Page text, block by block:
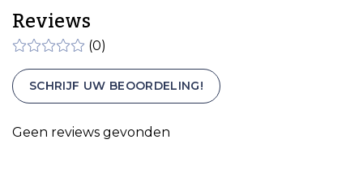
Reviews
(0)
SCHRIJF UW BEOORDELING!
Geen reviews gevonden